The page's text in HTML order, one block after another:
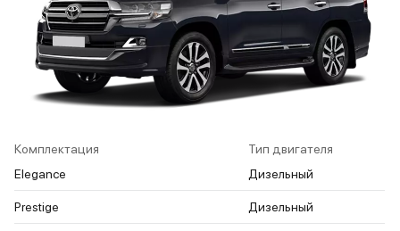
Комплектация
Тип двигателя
Elegance
Дизельный
Prestige Дизельный